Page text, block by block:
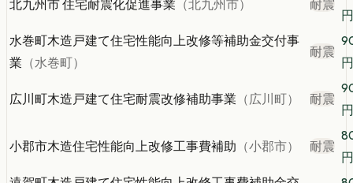
北九州市 住宅耐震化促進事業 （北九州市） 耐震
円
水巻町木造戸建て住宅性能向上改修等補助金交付事
業 （水巻町）
耐震
円
広川町木造戸建て住宅耐震改修補助事業 （広川町） 耐震
円
小郡市木造住宅性能向上改修工事費補助 （小郡市） 耐震
円